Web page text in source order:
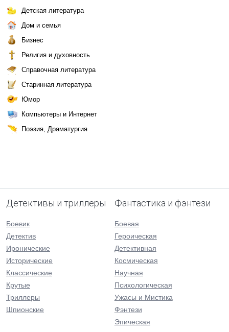
Детская литература
Дом и семья
Бизнес
Религия и духовность
Справочная литература
Старинная литература
Юмор
Компьютеры и Интернет
Поэзия, Драматургия
Детективы и триллеры
Боевик
Детектив
Иронические
Исторические
Классические
Крутые
Триллеры
Шпионские
Фантастика и фэнтези
Боевая
Героическая
Детективная
Космическая
Научная
Психологическая
Ужасы и Мистика
Фэнтези
Эпическая